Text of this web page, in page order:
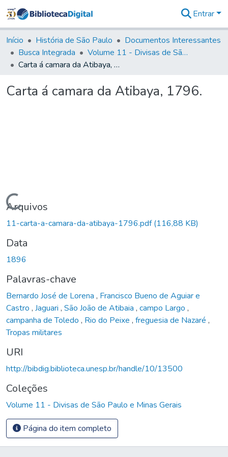
&
Coleções
Tudo na
Biblioteca
Estatísticas
Entrar
Início História de São Paulo
Documentos Interessantes
Busca Integrada
Volume 11 - Divisas de São Paulo e Minas Gerais
Carta á camara da Atibaya, 1796.
Carta á camara da Atibaya, 1796.
Carregando...
Arquivos
11-carta-a-camara-da-atibaya-1796.pdf(116,88 KB)
Data
1896
Palavras-chave
Bernardo José de Lorena , Francisco Bueno de Aguiar e
Castro , Jaguari , São João de Atibaia , campo Largo ,
campanha de Toledo , Rio do Peixe , freguesia de Nazaré ,
Tropas militares
URI
http://bibdig.biblioteca.unesp.br/handle/10/13500
Coleções
Volume 11 - Divisas de São Paulo e Minas Gerais
Página do item completo